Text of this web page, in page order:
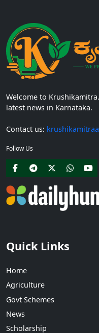
Welcome to
latest news in Karnataka.
Contact us:
Follow Us
Quick Links
Home
Agriculture
Govt Schemes
News
Scholarship